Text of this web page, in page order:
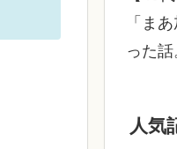
「ま
った話
人気